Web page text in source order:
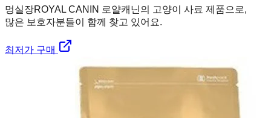
멍실장ROYAL CANIN 로얄캐닌의 고양이 사료 제품으로,
많은 보호자분들이 함께 찾고 있어요.
최저가 구매